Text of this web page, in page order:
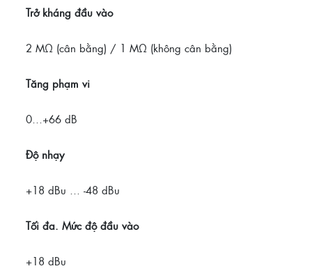
Trở kháng đầu vào
2 MΩ (cân bằng) / 1 MΩ (không cân bằng)
Tăng phạm vi
0…+66 dB
Độ nhạy
+18 dBu … -48 dBu
Tối đa. Mức độ đầu vào
+18 dBu